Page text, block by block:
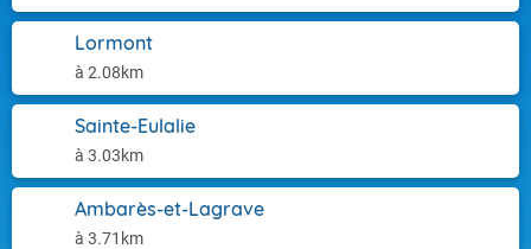
Lormont
à 2.08km
Sainte-Eulalie
à 3.03km
Ambarès-et-Lagrave
à 3.71km